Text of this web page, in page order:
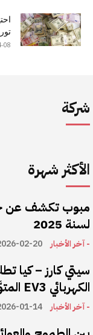
08
شركة
الأكثر شهرة
مبوب تكشف عن
لسنة 2025
- آخر الأخبار 02-20
سيتي كارز – كيا
الكهربائي EV3 المتوَّجة بلقب سيارة العام عالميًا
- آخر الأخبار 01-14